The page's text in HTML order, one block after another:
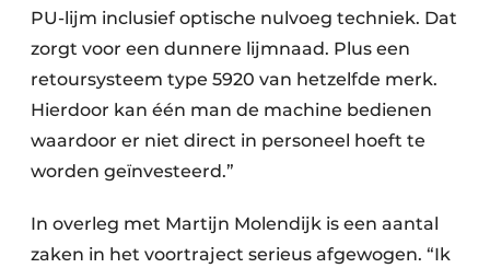
PU-lijm inclusief optische nulvoeg techniek. Dat
zorgt voor een dunnere lijmnaad. Plus een
retoursysteem type 5920 van hetzelfde merk.
Hierdoor kan één man de machine bedienen
waardoor er niet direct in personeel hoeft te
worden geïnvesteerd.”
In overleg met Martijn Molendijk is een aantal
zaken in het voortraject serieus afgewogen. “Ik